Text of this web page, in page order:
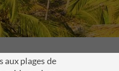
aux plages de